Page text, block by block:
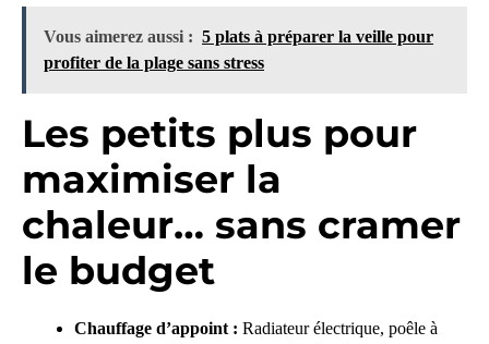
Vous aimerez aussi : 5 plats à préparer la veille pour
profiter de la plage sans stress
Les petits plus pour
maximiser la
chaleur… sans cramer
le budget
Chauffage d’appoint : Radiateur électrique, poêle à